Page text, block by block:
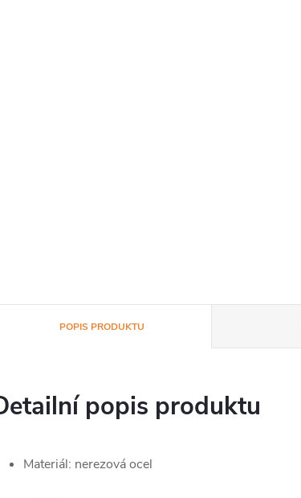
POPIS PRODUKTU
popis produktu
Materiál: nerezová ocel